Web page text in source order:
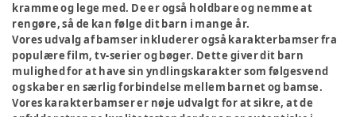
kramme og lege med. De er også holdbare og nemme at
rengøre, så de kan følge dit barn i mange år.
Vores udvalg af bamser inkluderer også karakterbamser fra
populære film, tv-serier og bøger. Dette giver dit barn
mulighed for at have sin yndlingskarakter som følgesvend
og skaber en særlig forbindelse mellem barnet og bamse.
Vores karakterbamser er nøje udvalgt for at sikre, at de